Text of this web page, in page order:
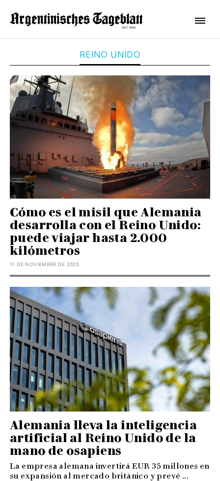
REINO UNIDO
Cómo es el misil que Alemania
desarrolla con el Reino Unido:
puede viajar hasta 2.000
kilómetros
11 DE NOVIEMBRE DE 2025
Alemania lleva la inteligencia
artificial al Reino Unido de la
mano de osapiens
La empresa alemana invertirá EUR 35 millones en
su expansión al mercado británico y prevé ...